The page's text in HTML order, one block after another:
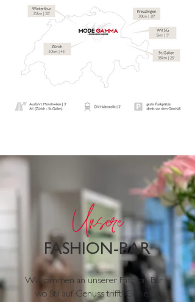
Unsere
FASHION-BAR
Willkommen an unserer Fashion-Bar –
wo Stil auf Genuss trifft! Geniesse